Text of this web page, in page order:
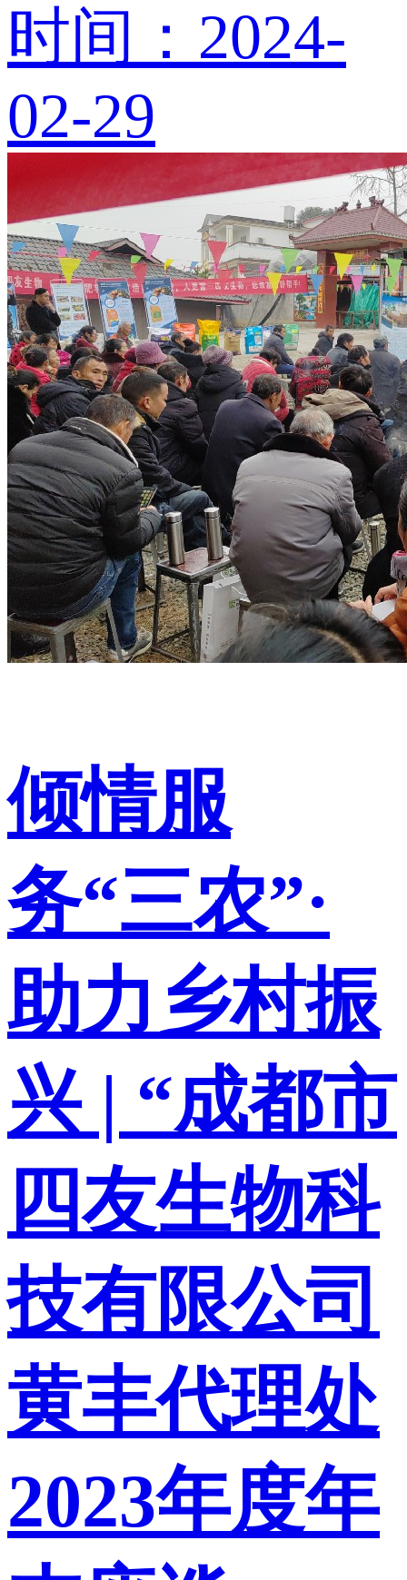
时间：2024-
02-29
倾情服
务“三农”·
助力乡村振
兴 | ​“成都市
四友生物科
技有限公司
黄丰代理处
2023年度年